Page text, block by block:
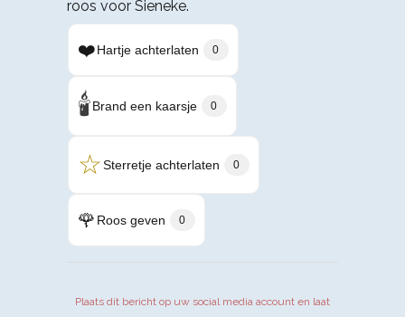
roos voor Sieneke.
❤️Hartje achterlaten 0
🕯️Brand een kaarsje 0
☆Sterretje achterlaten 0
🌹 Roos geven 0
Plaats dit bericht op uw social media account en laat